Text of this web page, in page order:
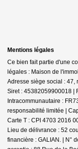
Mentions légales
Ce bien fait partie d'une
légales : Maison de
Adresse siège social : 47,
Siret : 45382059900018 |
Intracommunautaire :
responsabilité limitée |
Carte T : CPI 4703 2016
Lieu de délivrance : 52
financière : GALIAN. | N°